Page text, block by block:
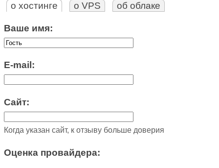
о хостинге о VPS об облаке
Ваше имя:
E-mail:
Сайт:
Когда указан сайт, к отзыву больше доверия
Оценка провайдера: